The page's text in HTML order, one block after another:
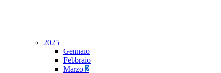
2025
Gennaio
Febbraio
Marzo 2